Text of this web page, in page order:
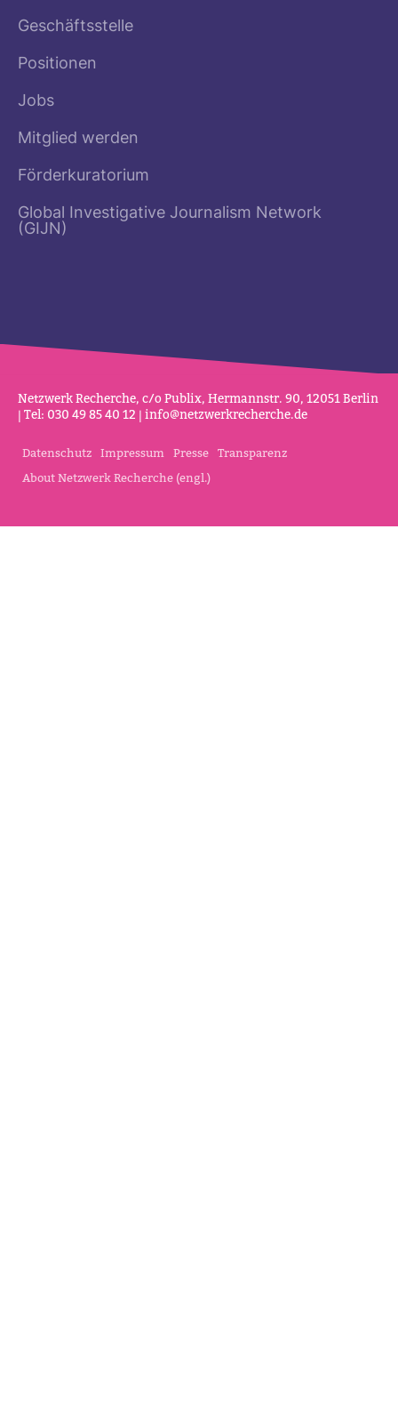
Geschäftsstelle
Positionen
Jobs
Mitglied werden
Förderkuratorium
Global Investigative Journalism Network
(GIJN)
Netz­werk Recherche, c/o Publix, Her­mannstr. 90, 12051 Berlin
| Tel: 030 49 85 40 12 | info@netz­werk­re­cherche.de
Datenschutz Impressum Presse Transparenz
About Netzwerk Recherche (engl.)